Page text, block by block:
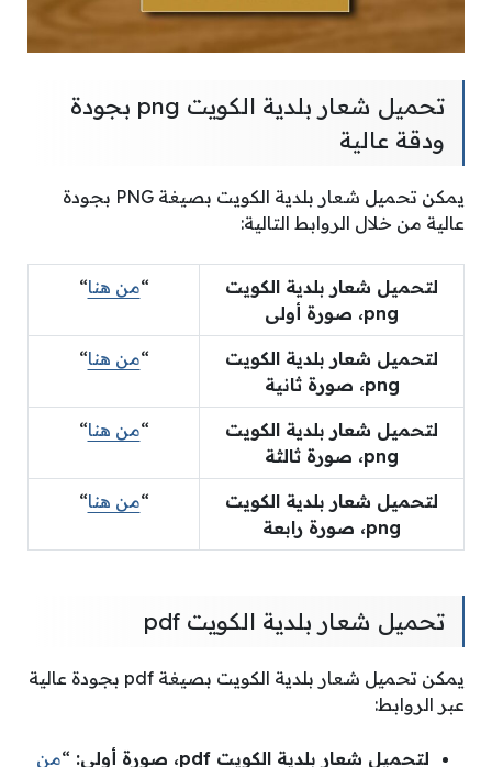
تحميل شعار بلدية الكويت png بجودة
ودقة عالية
يمكن تحميل شعار بلدية الكويت بصيغة PNG بجودة
عالية من خلال الروابط التالية:
لتحميل شعار بلدية الكويت
png، صورة أولى
“من هنا“
لتحميل شعار بلدية الكويت
png، صورة ثانية
“من هنا“
لتحميل شعار بلدية الكويت
png، صورة ثالثة
“من هنا“
لتحميل شعار بلدية الكويت
png، صورة رابعة
“من هنا“
تحميل شعار بلدية الكويت pdf
يمكن تحميل شعار بلدية الكويت بصيغة pdf بجودة عالية
عبر الروابط:
لتحميل شعار بلدية الكويت pdf، صورة أولى: “من